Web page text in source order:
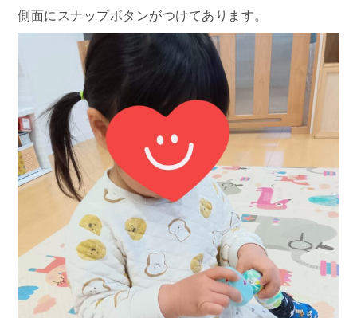
側面にスナップボタンがつけてあります。